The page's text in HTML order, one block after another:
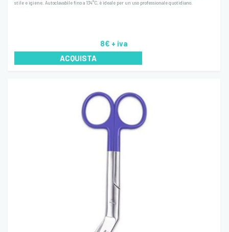
stile e igiene. Autoclavabile fino a 134°C, è ideale per un uso professionale quotidiano.
8€ + iva
ACQUISTA